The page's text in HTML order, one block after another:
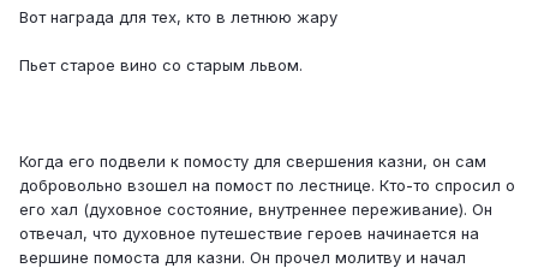
Вот награда для тех, кто в летнюю жару
Пьет старое вино со старым львом.
Когда его подвели к помосту для свершения казни, он сам
добровольно взошел на помост по лестнице. Кто-то спросил о
его хал (духовное состояние, внутреннее переживание). Он
отвечал, что духовное путешествие героев начинается на
вершине помоста для казни. Он прочел молитву и начал